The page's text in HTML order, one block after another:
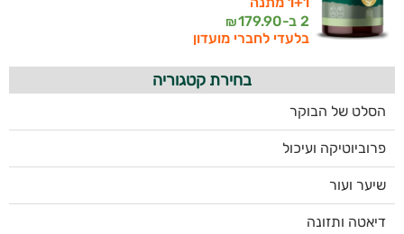
2 ב-
179.90
₪
בלעדי לחברי מועדון
בחירת קטגוריה
הסלט של הבוקר
פרוביוטיקה ועיכול
שיער ועור
דיאטה ותזונה